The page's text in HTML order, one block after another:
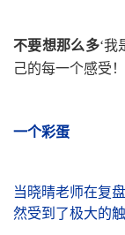
不要想那么多‘我
己的每一个感受！
一个彩蛋
当晓晴老师在复
然受到了极大的触